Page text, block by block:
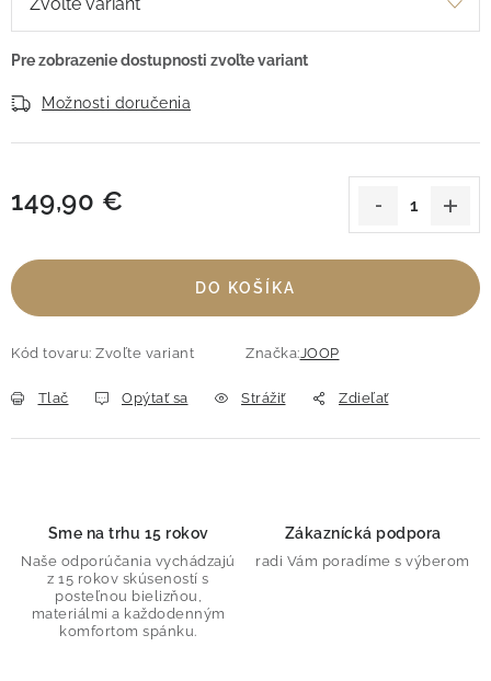
Možnosti doručenia
149,90 €
DO KOŠÍKA
Kód tovaru: Zvoľte variant Značka:JOOP
Tlač Opýtať sa Strážiť Zdieľať
Sme na trhu 15 rokov
Naše odporúčania vychádzajú
z 15 rokov skúseností s
posteľnou bielizňou,
materiálmi a každodenným
komfortom spánku.
Zákaznícká podpora
radi Vám poradíme s výberom